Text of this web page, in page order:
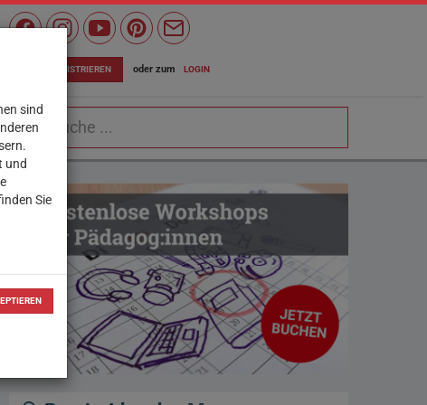
Wiener
Bildungsserver
Facebook
JETZT REGISTRIEREN oder zum LOGIN
Suchbegriff
sind
und
Sie